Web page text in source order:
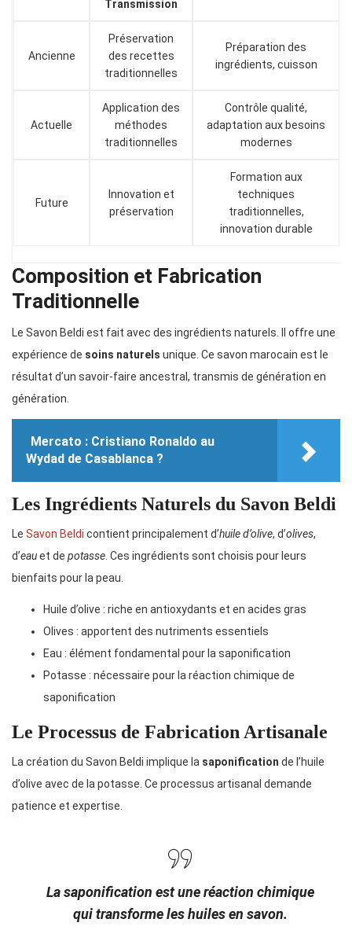
Transmission
Ancienne
Préservation
des recettes
traditionnelles
Préparation des
ingrédients, cuisson
Actuelle
Application des
méthodes
traditionnelles
Contrôle qualité,
adaptation aux besoins
modernes
Future
Innovation et
préservation
Formation aux
techniques
traditionnelles,
innovation durable
Composition et Fabrication
Traditionnelle
Le Savon Beldi est fait avec des ingrédients naturels. Il offre une
expérience de soins naturels unique. Ce savon marocain est le
résultat d’un savoir-faire ancestral, transmis de génération en
génération.
Mercato : Cristiano Ronaldo au
Wydad de Casablanca ?
Les Ingrédients Naturels du Savon Beldi
Le Savon Beldi contient principalement d’huile d’olive, d’olives,
d’eauet de potasse. Ces ingrédients sont choisis pour leurs
bienfaits pour la peau.
Huile d’olive : riche en antioxydants et en acides gras
Olives : apportent des nutriments essentiels
Eau : élément fondamental pour la saponification
Potasse : nécessaire pour la réaction chimique de
saponification
Le Processus de Fabrication Artisanale
La création du Savon Beldi implique la saponification de l’huile
d’olive avec de la potasse. Ce processus artisanal demande
patience et expertise.
La saponification est une réaction chimique
qui transforme les huiles en savon.